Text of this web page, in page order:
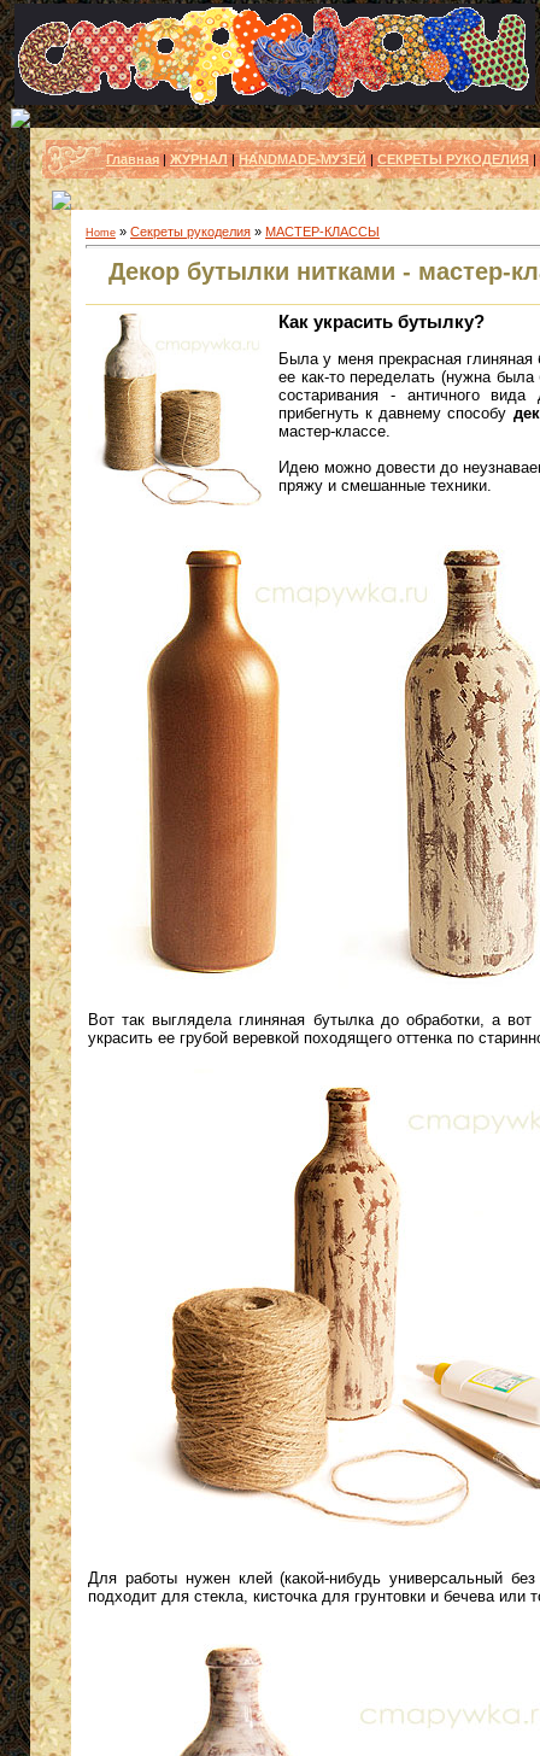
Главная| ЖУРНАЛ|HANDMADE-МУЗЕЙ| СЕКРЕТЫ РУКОДЕЛИЯ|
Home» Секреты рукоделия» МАСТЕР-КЛАССЫ
Декор бутылки нитками - мастер-
Как украсить бутылку?
Была у меня прекрасная
ее как-то переделать (нужна
состаривания - античного
прибегнуть к давнему способу
мастер-классе.
Идею можно довести до
пряжу и смешанные техники.
Вот так выглядела глиняная бутылка до обработки, а
украсить ее грубой веревкой походящего оттенка по
Для работы нужен клей (какой-нибудь универсальный
подходит для стекла, кисточка для грунтовки и бечева или